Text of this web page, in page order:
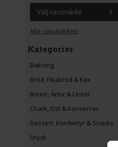
Välj varumärke
Alla varumärken
Kategorier
Bakning
Bröd, Fikabröd & Kex
Bönor, Ärtor & Linser
Chark, Ost & Konserver
Dessert, Konfektyr & Snacks
Dryck